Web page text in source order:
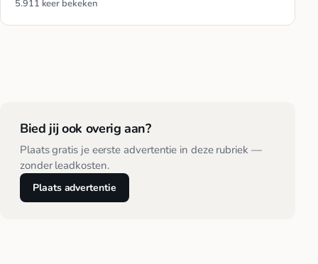
5.911 keer bekeken
Bied jij ook overig aan?
Plaats gratis je eerste advertentie in deze rubriek —
zonder leadkosten.
Plaats advertentie